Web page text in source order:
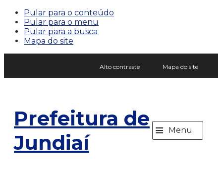
Pular para o conteúdo
Pular para o menu
Pular para a busca
Mapa do site
Alto contraste Mapa do site
Prefeitura de
Jundiaí
≡ Menu